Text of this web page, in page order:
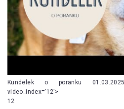
Kundelek o poranku
video_index=’12’>
12